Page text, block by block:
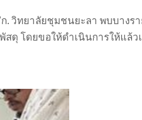
. วิทยาลัยชุมชนยะลา พบบางร
ดุ โดยขอให้ดำเนินการให้แล้ว